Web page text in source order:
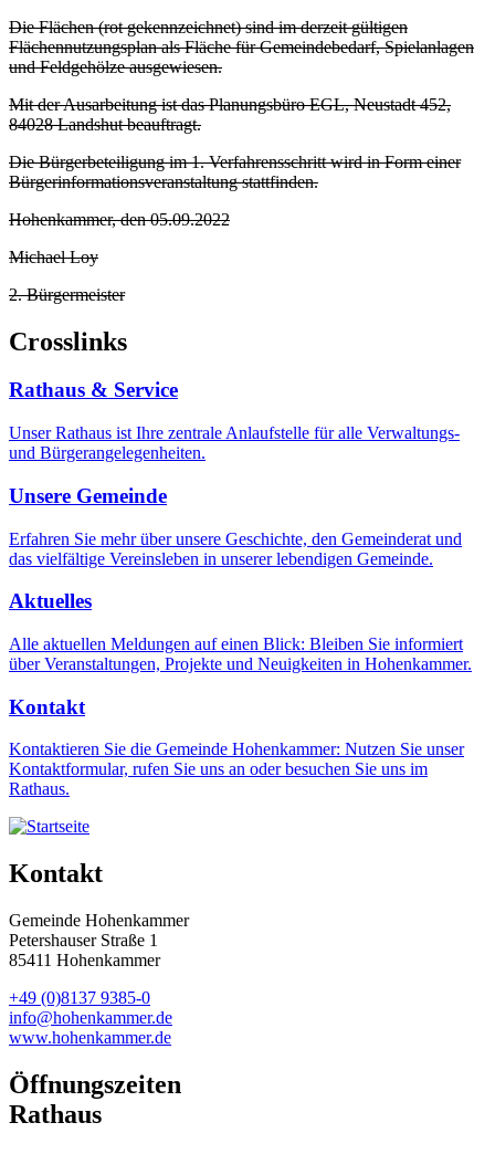
Die Flächen (rot gekennzeichnet) sind im derzeit gültigen
Flächennutzungsplan als Fläche für Gemeindebedarf, Spielanlagen
und Feldgehölze ausgewiesen.
Mit der Ausarbeitung ist das Planungsbüro EGL, Neustadt 452,
84028 Landshut beauftragt.
Die Bürgerbeteiligung im 1. Verfahrensschritt wird in Form einer
Bürgerinformationsveranstaltung stattfinden.
Hohenkammer, den 05.09.2022
Michael Loy
2. Bürgermeister
Crosslinks
Rathaus & Service
Unser Rathaus ist Ihre zentrale Anlaufstelle für alle Verwaltungs-
und Bürgerangelegenheiten.
Unsere Gemeinde
Erfahren Sie mehr über unsere Geschichte, den Gemeinderat und
das vielfältige Vereinsleben in unserer lebendigen Gemeinde.
Aktuelles
Alle aktuellen Meldungen auf einen Blick: Bleiben Sie informiert
über Veranstaltungen, Projekte und Neuigkeiten in Hohenkammer.
Kontakt
Kontaktieren Sie die Gemeinde Hohenkammer: Nutzen Sie unser
Kontaktformular, rufen Sie uns an oder besuchen Sie uns im
Rathaus.
Kontakt
Gemeinde Hohenkammer
Petershauser Straße 1
85411 Hohenkammer
+49 (0)8137 9385-0
info@hohenkammer.de
www.hohenkammer.de
Öffnungszeiten
Rathaus